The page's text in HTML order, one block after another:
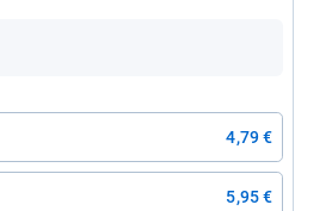
4,79 €
5,95 €